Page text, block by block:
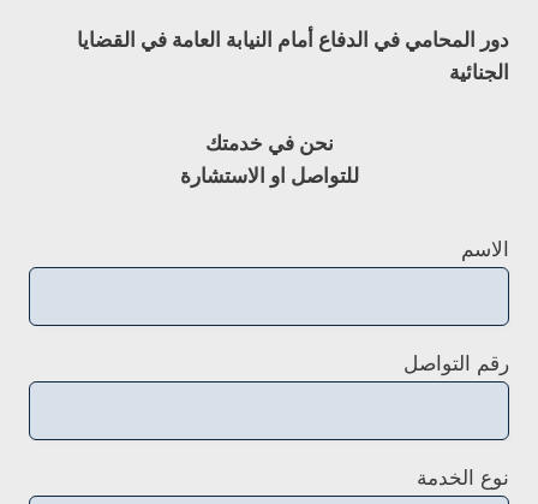
دور المحامي في الدفاع أمام النيابة العامة في القضايا
الجنائية
نحن في خدمتك
للتواصل او الاستشارة
الاسم
رقم التواصل
نوع الخدمة